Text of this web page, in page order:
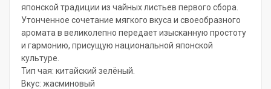
японской традиции из чайных листьев первого сбора.
Утонченное сочетание мягкого вкуса и своеобразного
аромата в великолепно передает изысканную простоту
и гармонию, присущую национальной японской
культуре.
Тип чая: китайский зелёный.
Вкус: жасминовый